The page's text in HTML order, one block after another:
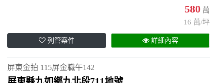
580 萬
16 萬/坪
列管案件 詳細內容
屏東金拍 115屏金職午142